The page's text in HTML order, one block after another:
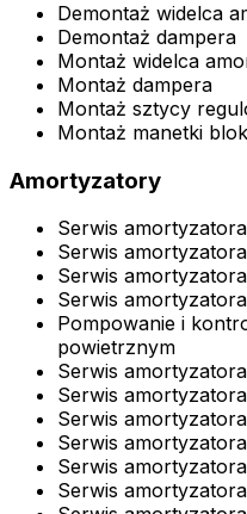
Demontaż widelca
Demontaż dampera
Montaż widelca
Montaż dampera
Montaż sztycy
Montaż manetki
Amortyzatory
Serwis
Serwis
Serwis
Serwis
Pompowanie i
powietrznym
Serwis
Serwis
Serwis
Serwis
Serwis
Serwis